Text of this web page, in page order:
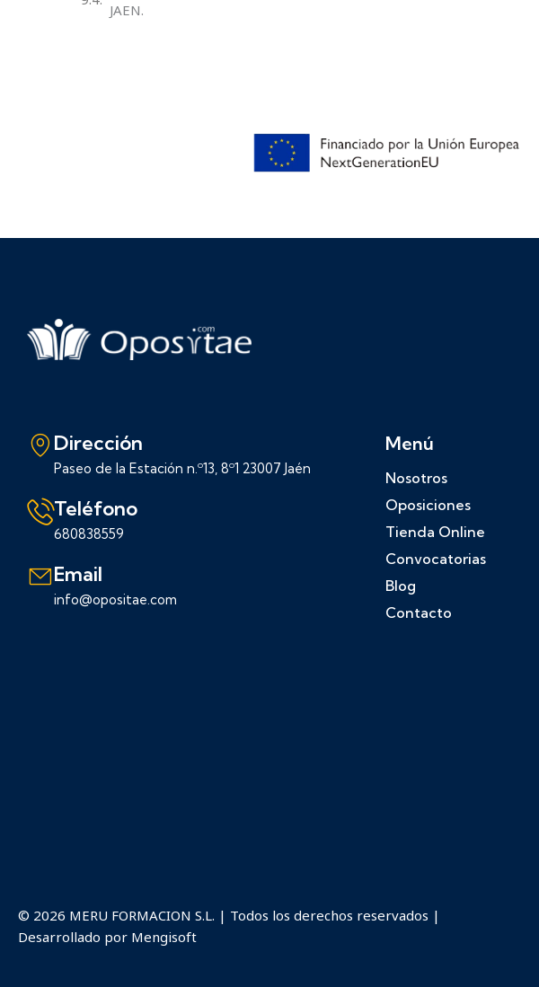
JAEN.
Dirección
Paseo de la Estación n.º13, 8º1 23007 Jaén
Teléfono
680838559
Email
info@opositae.com
Menú
Nosotros
Oposiciones
Tienda Online
Convocatorias
Blog
Contacto
© 2026 MERU FORMACION S.L. | Todos los derechos reservados |
Desarrollado por Mengisoft